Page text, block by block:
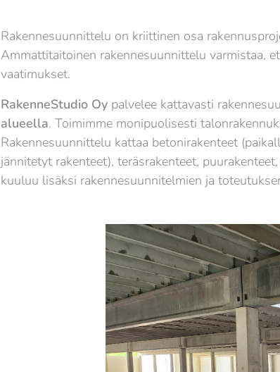
Rakennesuunnittelu on kriittinen osa
Ammattitaitoinen rakennesuunnittelu varmistaa,
vaatimukset.
RakenneStudio Oypalvelee kattavasti
alueella. Toimimme monipuolisesti
Rakennesuunnittelu kattaa betonirakenteet
jännitetyt rakenteet), teräsrakenteet,
kuuluu lisäksi rakennesuunnitelmien ja